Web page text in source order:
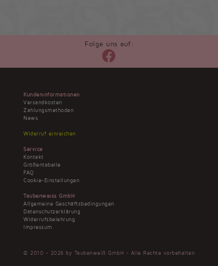
Folge uns auf:
Kundeninformationen
Versandkosten
Zahlungsmethoden
News
Widerruf einreichen
Service
Kontakt
Größentabelle
FAQ
Cookie-Einstellungen
Taubenweiss GmbH
Allgemeine Geschäftsbedingungen
Datenschutzerklärung
Widerrufsbelehrung
Impressum
© 2010 - 2026 by Taubenweiß GmbH - Alle Rechte vorbehalten